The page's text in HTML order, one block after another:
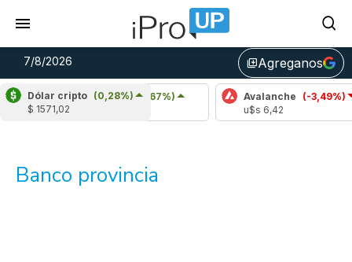
7/8/2026 library_addAgreganos
Dólar cripto (0,28%)
$ 1571,02
Cardano
(4,67%)
u$s 0,20
Avalanche (-3,49%)
u$s 6,42
Banco provincia